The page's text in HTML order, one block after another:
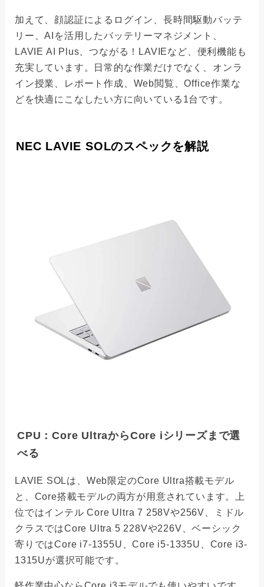
加えて、顔認証によるログイン、長時間駆動バッテ
リー、AIを活用したバッテリーマネジメント、
LAVIE AI Plus、つながる！LAVIEなど、便利機能も
充実しています。日常的な作業だけでなく、オンラ
イン授業、レポート作成、Web閲覧、Office作業な
どを快適にこなしたい方に向いている1台です。
NEC LAVIE SOLのスペックを解説
CPU：Core UltraからCore iシリーズまで選
べる
LAVIE SOLは、Web限定のCore Ultra搭載モデル
と、Core搭載モデルの両方が用意されています。上
位ではインテル Core Ultra 7 258Vや256V、ミドル
クラスではCore Ultra 5 228Vや226V、ベーシック
寄りではCore i7-1355U、Core i5-1335U、Core i3-
1315Uが選択可能です。